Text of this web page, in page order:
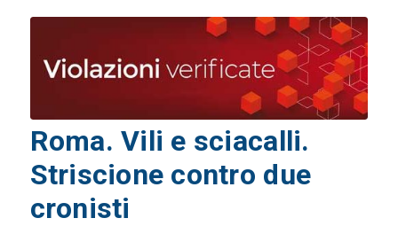
Roma. Vili e sciacalli.
Striscione contro due
cronisti